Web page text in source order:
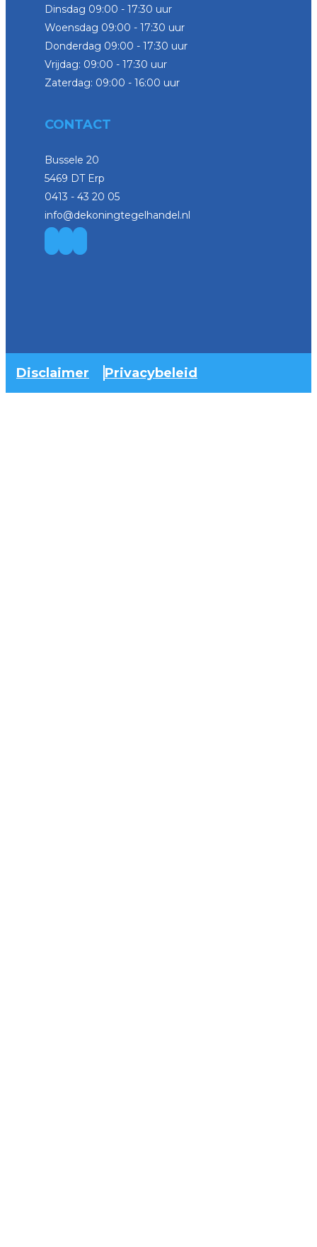
Dinsdag 09:00 - 17:30 uur
Woensdag 09:00 - 17:30 uur
Donderdag 09:00 - 17:30 uur
Vrijdag: 09:00 - 17:30 uur
Zaterdag: 09:00 - 16:00 uur
CONTACT
Bussele 20
5469 DT Erp
0413 - 43 20 05
info@dekoningtegelhandel.nl
Disclaimer Privacybeleid